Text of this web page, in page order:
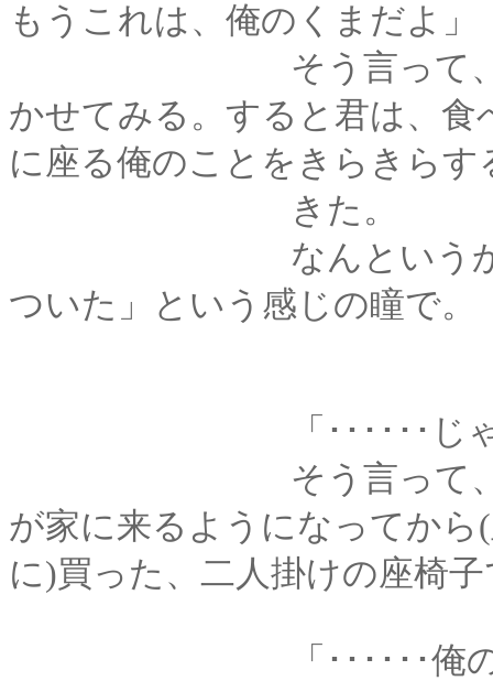
もうこれは、俺のくまだよ」
そう言って、俺は熊
かせてみる。すると君は、
に座る俺のことをきらきらす
きた。
なんというか―――
ついた」という感じの瞳で。
「･･････じゃあ剣
そう言って、君は座
が家に来るようになってか
に)買った、二人掛けの座椅
「･･････俺の座